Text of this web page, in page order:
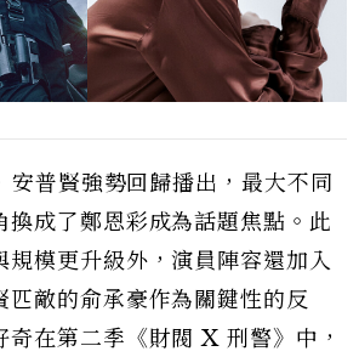
安普賢強勢回歸播出，最大不同
換成了鄭恩彩成為話題焦點。此
規模更升級外，演員陣容還加入
匹敵的俞承豪作為關鍵性的反
奇在第二季《財閥 X 刑警》中，